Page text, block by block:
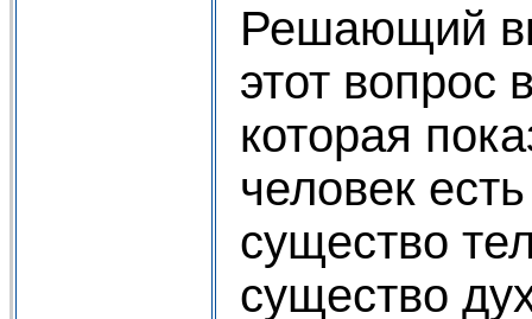
Решающий
этот вопрос
которая
человек
существо
существо